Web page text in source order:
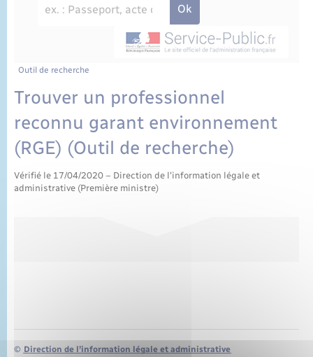
État civil
Cimetière communal
Outil de recherche
Trouver un professionnel
reconnu garant environnement
(RGE) (Outil de recherche)
Vérifié le 17/04/2020 – Direction de l'information légale et
administrative (Première ministre)
© Direction de l’information légale et administrative